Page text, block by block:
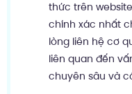
thức trên
chính xác nhất
lòng liên hệ cơ
liên quan đến
chuyên sâu và